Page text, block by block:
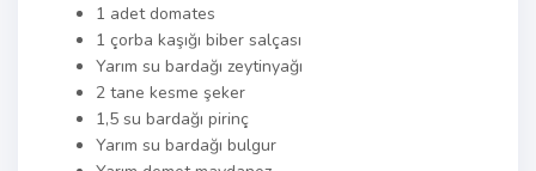
1 adet domates
1 çorba kaşığı biber salçası
Yarım su bardağı zeytinyağı
2 tane kesme şeker
1,5 su bardağı pirinç
Yarım su bardağı bulgur